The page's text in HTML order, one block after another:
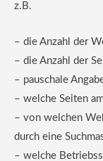
z.B.
– die Anzahl der
– die Anzahl der
– pauschale
– welche Seiten
– von welchen
durch eine
– welche